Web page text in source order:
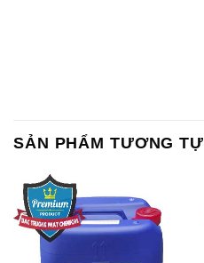
SẢN PHẨM TƯƠNG TỰ